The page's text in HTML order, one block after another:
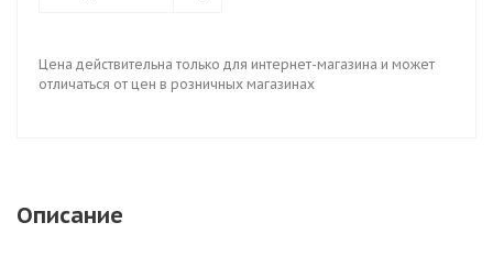
Цена действительна только для интернет-магазина и может
отличаться от цен в розничных магазинах
Описание